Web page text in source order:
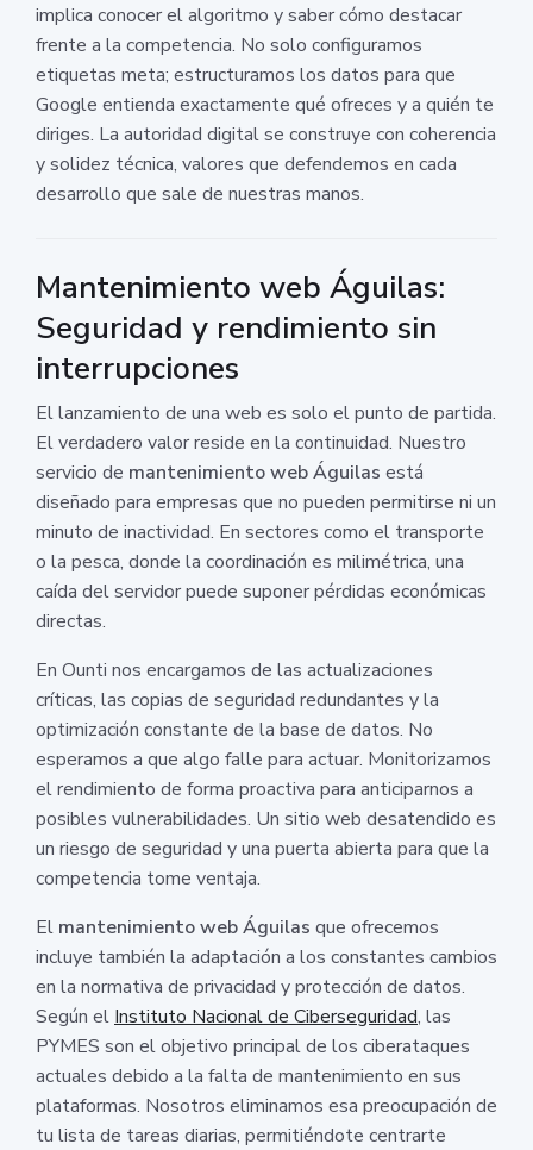
implica conocer el algoritmo y saber cómo destacar
frente a la competencia. No solo configuramos
etiquetas meta; estructuramos los datos para que
Google entienda exactamente qué ofreces y a quién te
diriges. La autoridad digital se construye con coherencia
y solidez técnica, valores que defendemos en cada
desarrollo que sale de nuestras manos.
Mantenimiento web Águilas:
Seguridad y rendimiento sin
interrupciones
El lanzamiento de una web es solo el punto de partida.
El verdadero valor reside en la continuidad. Nuestro
servicio de mantenimiento web Águilas está
diseñado para empresas que no pueden permitirse ni un
minuto de inactividad. En sectores como el transporte
o la pesca, donde la coordinación es milimétrica, una
caída del servidor puede suponer pérdidas económicas
directas.
En Ounti nos encargamos de las actualizaciones
críticas, las copias de seguridad redundantes y la
optimización constante de la base de datos. No
esperamos a que algo falle para actuar. Monitorizamos
el rendimiento de forma proactiva para anticiparnos a
posibles vulnerabilidades. Un sitio web desatendido es
un riesgo de seguridad y una puerta abierta para que la
competencia tome ventaja.
El mantenimiento web Águilas que ofrecemos
incluye también la adaptación a los constantes cambios
en la normativa de privacidad y protección de datos.
Según el Instituto Nacional de Ciberseguridad, las
PYMES son el objetivo principal de los ciberataques
actuales debido a la falta de mantenimiento en sus
plataformas. Nosotros eliminamos esa preocupación de
tu lista de tareas diarias, permitiéndote centrarte